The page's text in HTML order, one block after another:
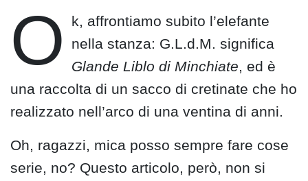
O
k, affrontiamo subito l’elefante
nella stanza: G.L.d.M. significa
Glande Liblo di Minchiate, ed è
una raccolta di un sacco di cretinate che ho
realizzato nell’arco di una ventina di anni.
Oh, ragazzi, mica posso sempre fare cose
serie, no? Questo articolo, però, non si